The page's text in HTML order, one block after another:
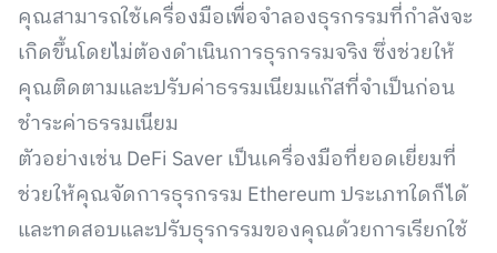
คุณสามารถใช้เครื่องมือเพื่อจำลองธุรกรรมที่กำลังจะ
เกิดขึ้นโดยไม่ต้องดำเนินการธุรกรรมจริง ซึ่งช่วยให้
คุณติดตามและปรับค่าธรรมเนียมแก๊สที่จำเป็นก่อน
ชำระค่าธรรมเนียม
ตัวอย่างเช่น DeFi Saver เป็นเครื่องมือที่ยอดเยี่ยมที่
ช่วยให้คุณจัดการธุรกรรม Ethereum ประเภทใดก็ได้
และทดสอบและปรับธุรกรรมของคุณด้วยการเรียกใช้